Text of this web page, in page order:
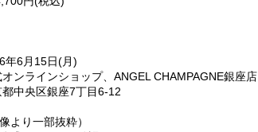
6月15日(月)
ラインショップ、ANGEL CHAMPAGNE銀座店
央区銀座7丁目6-12
より一部抜粋）